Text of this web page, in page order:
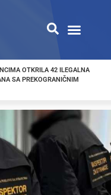
OTKRILA 42 ILEGALNA
SA PREKOGRANIČNIM